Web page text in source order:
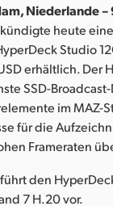
Niederlande –
heute
Studio
erhältlich. Der
SSD-
im MAZ-
für die
Frameraten
den
7 H.20 vor.